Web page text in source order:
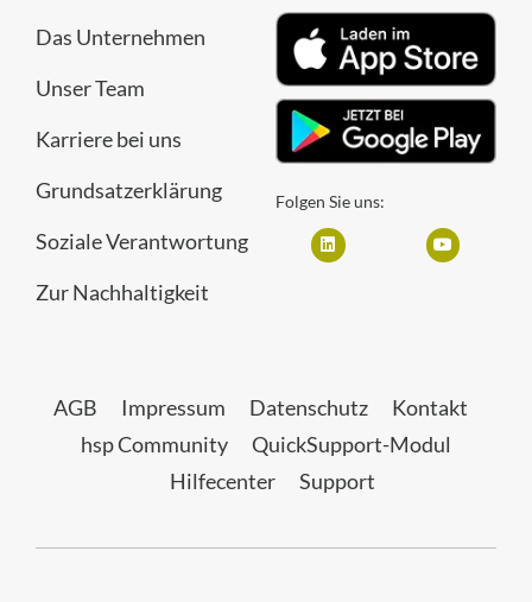
Das Unternehmen
Unser Team
Karriere bei uns
Grundsatzerklärung
Soziale Verantwortung
Zur Nachhaltigkeit
Folgen Sie uns:
AGB Impressum Datenschutz
Kontakt
hsp Community
QuickSupport-Modul
Hilfecenter
Support